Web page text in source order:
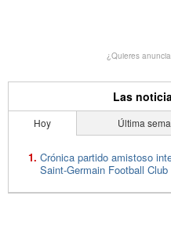
¿Quieres
Las
Hoy Última
Crónica partido amistoso
Saint-Germain Football Club